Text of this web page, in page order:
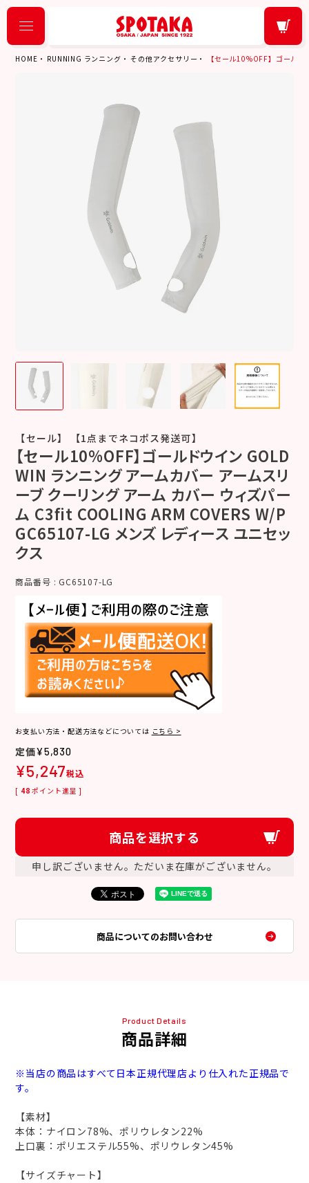
HOME RUNNING ランニング その他アクセサリー 【セール10%OFF】ゴール
【セール】 【1点までネコポス発送可】
【セール10%OFF】ゴールドウイン GOLD
WIN ランニング アームカバー アームスリ
ーブ クーリング アーム カバー ウィズパー
ム C3fit COOLING ARM COVERS W/P
GC65107-LG メンズ レディース ユニセッ
クス
商品番号 GC65107-LG
お支払い方法・配送方法などについては こちら >
¥5,830
¥5,247税込
[ 48 ポイント進呈 ]
商品を選択する
申し訳ございません。ただいま在庫がございません。
商品についてのお問い合わせ
Product Details
商品詳細
※当店の商品はすべて日本正規代理店より仕入れた正規品で
す。
【素材】
本体：ナイロン78%、ポリウレタン22%
上口裏：ポリエステル55%、ポリウレタン45%
【サイズチャート】